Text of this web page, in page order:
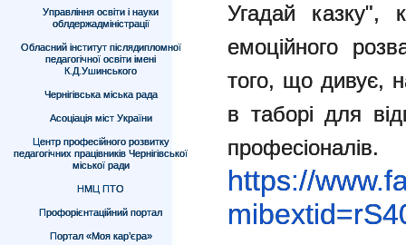
Управління освіти і науки
облдержадміністрації
Обласний інститут післядипломної
педагогічної освіти імені
К.Д.Ушинського
Чернігівська міська рада
Асоціація міст України
Центр професійного розвитку
педагогічних працівників Чернігівської
міської ради
НМЦ ПТО
Профорієнтаційний портал
Портал «Моя кар’єра»
Угадай казку",
емоційного
того, що дивує,
в таборі для
професіоналів.
https://